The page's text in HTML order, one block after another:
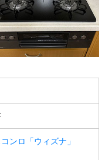
ンロ「ウィズナ」